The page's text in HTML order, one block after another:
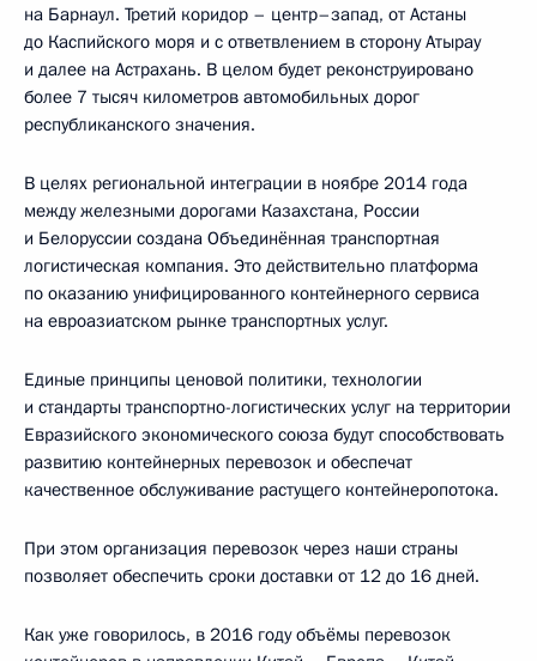
на Барнаул. Третий коридор – центр–запад, от Астаны
до Каспийского моря и с ответвлением в сторону Атырау
и далее на Астрахань. В целом будет реконструировано
более 7 тысяч километров автомобильных дорог
республиканского значения.
В целях региональной интеграции в ноябре 2014 года
между железными дорогами Казахстана, России
и Белоруссии создана Объединённая транспортная
логистическая компания. Это действительно платформа
по оказанию унифицированного контейнерного сервиса
на евроазиатском рынке транспортных услуг.
Единые принципы ценовой политики, технологии
и стандарты транспортно-логистических услуг на территории
Евразийского экономического союза будут способствовать
развитию контейнерных перевозок и обеспечат
качественное обслуживание растущего контейнеропотока.
При этом организация перевозок через наши страны
позволяет обеспечить сроки доставки от 12 до 16 дней.
Как уже говорилось, в 2016 году объёмы перевозок